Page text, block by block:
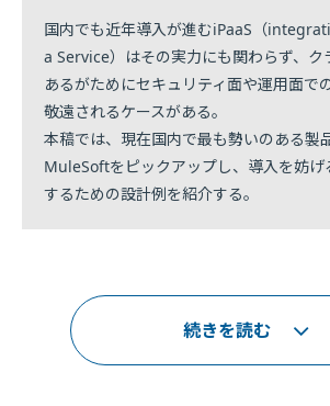
国内でも近年導入が進むiPaaS（
a Service）はその実力にも関わらず、ク
あるがためにセキュリティ面や運用面で
敬遠されるケースがある。
本稿では、現在国内で最も勢いのある製
MuleSoftをピックアップし、導入を妨げ
するための設計例を紹介する。
続きを読む